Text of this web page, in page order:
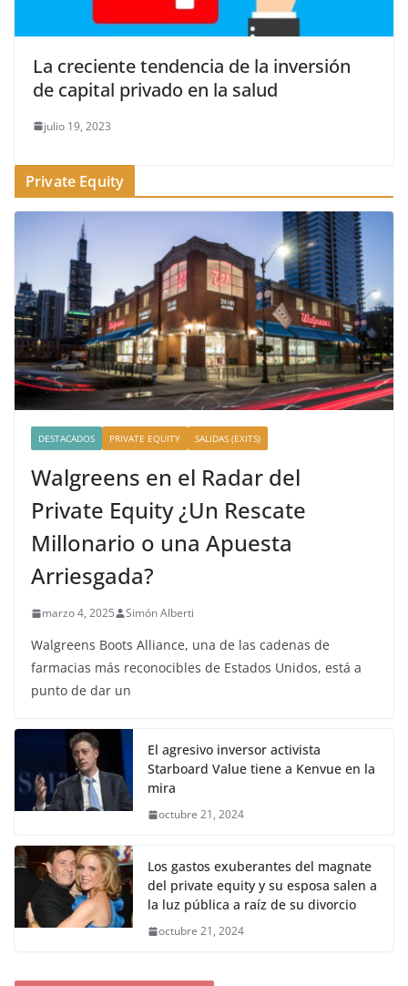
La creciente tendencia de la inversión
de capital privado en la salud
julio 19, 2023
Private Equity
DESTACADOS PRIVATE EQUITY SALIDAS (EXITS)
Walgreens en el Radar del
Private Equity ¿Un Rescate
Millonario o una Apuesta
Arriesgada?
marzo 4, 2025 Simón Alberti
Walgreens Boots Alliance, una de las cadenas de
farmacias más reconocibles de Estados Unidos, está a
punto de dar un
El agresivo inversor activista
Starboard Value tiene a Kenvue en la
mira
octubre 21, 2024
Los gastos exuberantes del magnate
del private equity y su esposa salen a
la luz pública a raíz de su divorcio
octubre 21, 2024